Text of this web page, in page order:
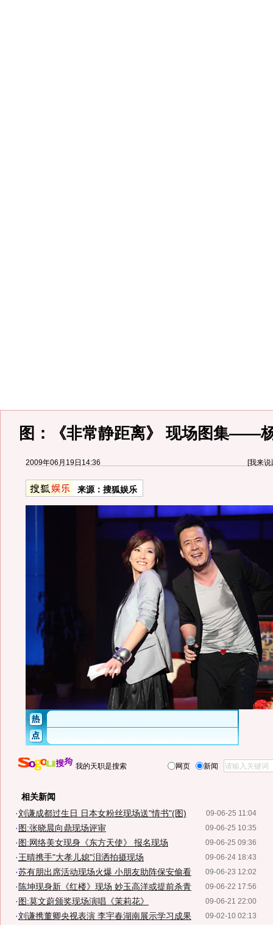
图：《非常静距离》 现场图集——
2009年06月19日14:36 [我来说
来源： 搜狐娱乐
我的天职是搜索 网页 新闻
相关新闻
09-06-25 11:04
·刘谦成都过生日 日本女粉丝现场送"情书"(图)
09-06-25 10:35
· 图:张晓晨向鼎现场评审
09-06-25 09:36
· 图:网络美女现身《东方天使》 报名现场
09-06-24 18:43
·王晴携手"大孝儿媳"泪洒拍摄现场
09-06-23 12:02
·苏有朋出席活动现场火爆 小朋友助阵保安偷看
09-06-22 17:56
· 陈坤现身新《红楼》现场 妙玉高洋或提前杀青
09-06-21 22:00
· 图:莫文蔚颁奖现场演唱《茉莉花》
09-02-10 02:13
·刘谦携董卿央视表演 李宇春湖南展示学习成果